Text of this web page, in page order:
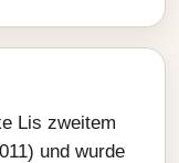
Lis zweitem
und wurde